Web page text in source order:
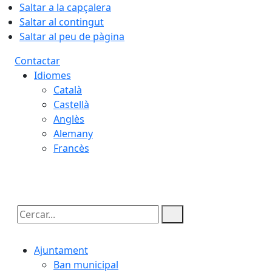
Saltar a la capçalera
Saltar al contingut
Saltar al peu de pàgina
Contactar
Idiomes
Català
Castellà
Anglès
Alemany
Francès
Cercar:
Ajuntament
Ban municipal